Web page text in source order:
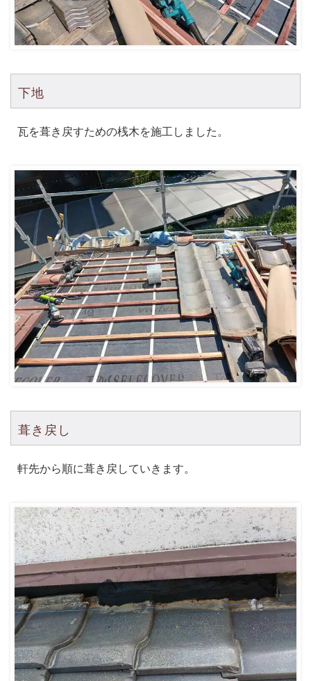
下地
瓦を葺き戻すための桟木を施工しました。
葺き戻し
軒先から順に葺き戻していきます。